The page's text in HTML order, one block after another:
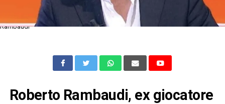
Rambaudi
Roberto Rambaudi, ex giocatore